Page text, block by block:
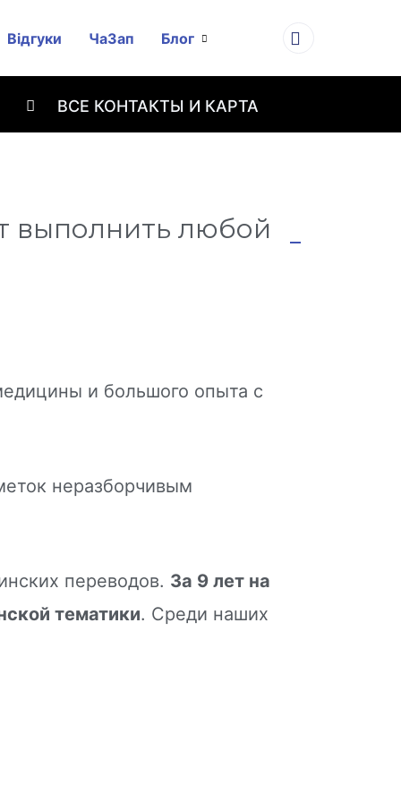
Відгуки ЧаЗап Блог
ВСЕ КОНТАКТЫ И КАРТА
выполнить любой
и большого опыта с
неразборчивым
переводов. За 9 лет на
тематики. Среди наших